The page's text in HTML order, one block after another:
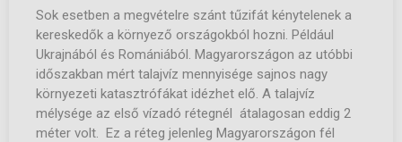
Sok esetben a megvételre szánt tűzifát kénytelenek a
kereskedők a környező országokból hozni. Például
Ukrajnából és Romániából. Magyarországon az utóbbi
időszakban mért talajvíz mennyisége sajnos nagy
környezeti katasztrófákat idézhet elő. A talajvíz
mélysége az első vízadó rétegnél átalagosan eddig 2
méter volt. Ez a réteg jelenleg Magyarországon fél